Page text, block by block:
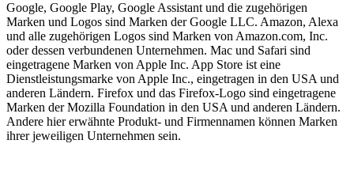
Google, Google Play, Google Assistant und die zugehörigen
Marken und Logos sind Marken der Google LLC. Amazon, Alexa
und alle zugehörigen Logos sind Marken von Amazon.com, Inc.
oder dessen verbundenen Unternehmen. Mac und Safari sind
eingetragene Marken von Apple Inc. App Store ist eine
Dienstleistungsmarke von Apple Inc., eingetragen in den USA und
anderen Ländern. Firefox und das Firefox-Logo sind eingetragene
Marken der Mozilla Foundation in den USA und anderen Ländern.
Andere hier erwähnte Produkt- und Firmennamen können Marken
ihrer jeweiligen Unternehmen sein.